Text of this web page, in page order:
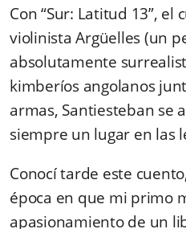
Con “Sur: Latitud 13”, el
violinista Argüelles (un
absolutamente
kimberíos angolanos
armas, Santiesteban se
siempre un lugar en las
Conocí tarde este
época en que mi primo
apasionamiento de un